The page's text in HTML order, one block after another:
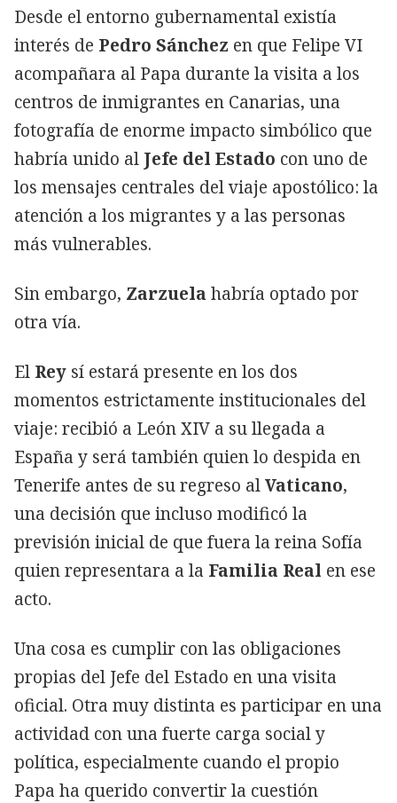
Desde el entorno gubernamental existía
interés de Pedro Sánchez en que Felipe VI
acompañara al Papa durante la visita a los
centros de inmigrantes en Canarias, una
fotografía de enorme impacto simbólico que
habría unido al Jefe del Estado con uno de
los mensajes centrales del viaje apostólico: la
atención a los migrantes y a las personas
más vulnerables.
Sin embargo, Zarzuela habría optado por
otra vía.
El Rey sí estará presente en los dos
momentos estrictamente institucionales del
viaje: recibió a León XIV a su llegada a
España y será también quien lo despida en
Tenerife antes de su regreso alVaticano,
una decisión que incluso modificó la
previsión inicial de que fuera la reina Sofía
quien representara a la Familia Real en ese
acto.
Una cosa es cumplir con las obligaciones
propias del Jefe del Estado en una visita
oficial. Otra muy distinta es participar en una
actividad con una fuerte carga social y
política, especialmente cuando el propio
Papa ha querido convertir la cuestión